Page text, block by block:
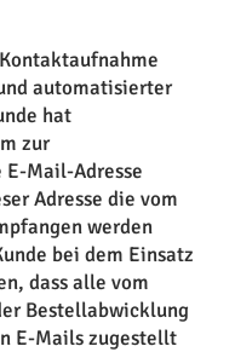
automatisierter
hat
zur
Mail-Adresse
Adresse die vom
werden
bei dem Einsatz
dass alle vom
Bestellabwicklung
E-Mails zugestellt